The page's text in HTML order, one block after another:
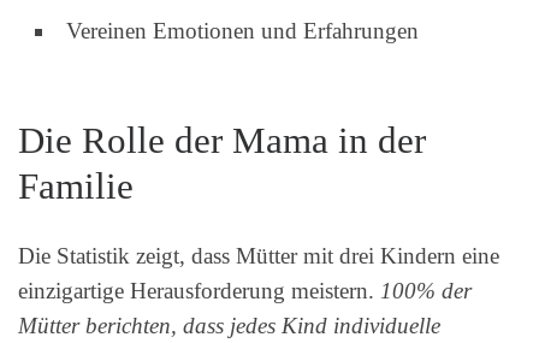
Vereinen Emotionen und Erfahrungen
Die Rolle der Mama in der
Familie
Die Statistik zeigt, dass Mütter mit drei Kindern eine
einzigartige Herausforderung meistern. 100% der
Mütter berichten, dass jedes Kind individuelle